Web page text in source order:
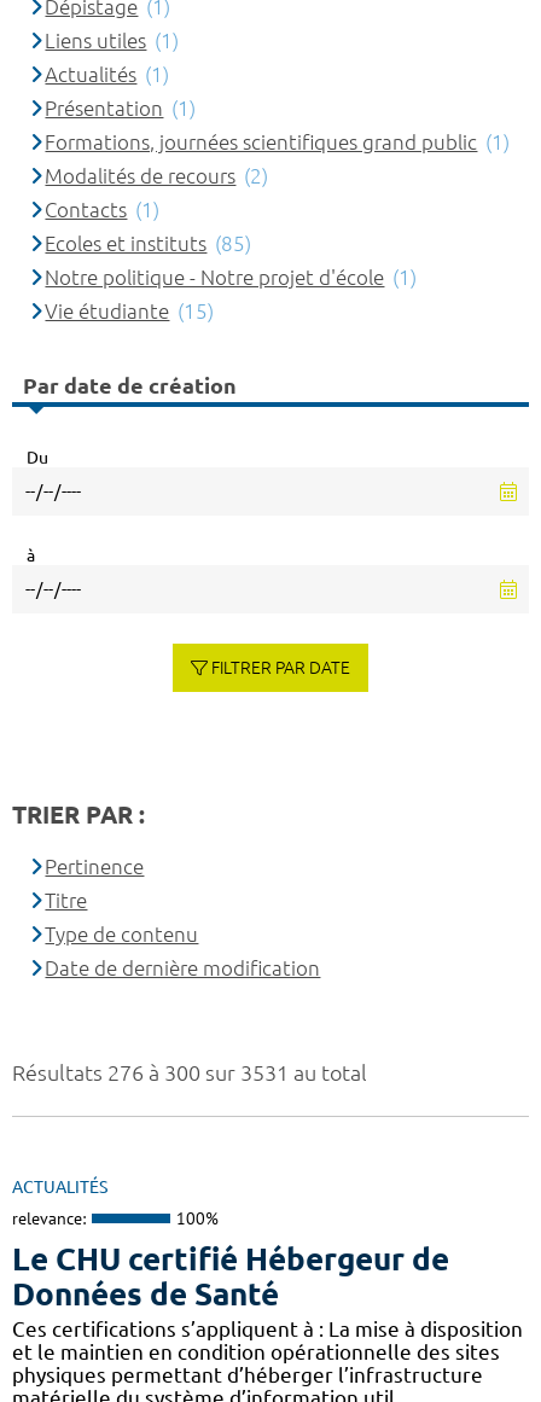
Résultats 276 à 300 sur 3531 au total
ACTUALITÉS
relevance: 100%
Le CHU certifié Hébergeur de
Données de Santé
Ces certifications s’appliquent à : La mise à disposition
et le maintien en condition opérationnelle des sites
physiques permettant d’héberger l’infrastructure
Dépistage (1)
Liens utiles (1)
Actualités (1)
Présentation (1)
Formations, journées scientifiques grand public (1)
Modalités de recours (2)
Contacts (1)
Ecoles et instituts (85)
Notre politique - Notre projet d'école (1)
Vie étudiante (15)
Par date de création
Du
à
FILTRER PAR DATE
TRIER PAR :
Pertinence
Titre
Type de contenu
Date de dernière modification